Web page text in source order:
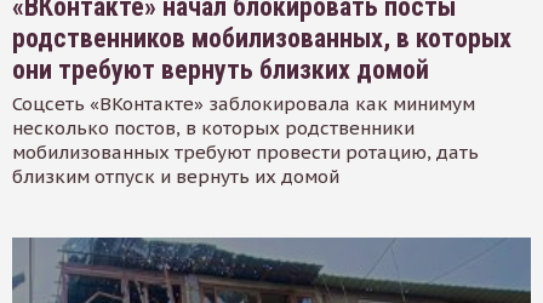
«ВКонтакте» начал блокировать посты
родственников мобилизованных, в которых
они требуют вернуть близких домой
Соцсеть «ВКонтакте» заблокировала как минимум
несколько постов, в которых родственники
мобилизованных требуют провести ротацию, дать
близким отпуск и вернуть их домой